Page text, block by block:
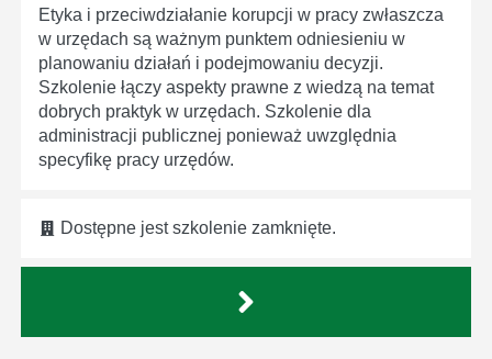
Etyka i przeciwdziałanie korupcji w pracy zwłaszcza
w urzędach są ważnym punktem odniesieniu w
planowaniu działań i podejmowaniu decyzji.
Szkolenie łączy aspekty prawne z wiedzą na temat
dobrych praktyk w urzędach. Szkolenie dla
administracji publicznej ponieważ uwzględnia
specyfikę pracy urzędów.
Dostępne jest szkolenie zamknięte.